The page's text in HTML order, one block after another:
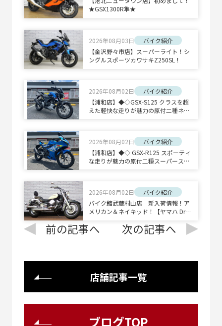
★GSX1300R隼★
2026年08月03日
バイク紹介
【金沢野々市店】スーパーライト！シ
ングルスポーツカワサキZ250SL！
2026年08月02日
バイク紹介
【浦和店】◆◇GSX-S125 クラスを超
えた軽快な走りが魅力の原付二種ネイ
2026年08月02日
バイク紹介
【浦和店】◆◇ GSX-R125 スポーティ
な走りが魅力の原付二種スーパースポ
2026年08月02日
バイク紹介
バイク館武蔵村山店 新入荷情報！ア
メリカン＆ネイキッド！【ヤマハ Drag
R BOLD'OR】
前の記事へ
店舗記事一覧
次の記事へ
ブログTOP